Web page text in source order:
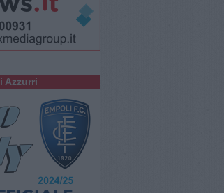
Azzurri